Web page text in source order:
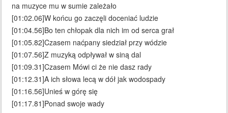
na muzyce mu w sumie zależało
[01:02.06]W końcu go zaczęli doceniać ludzie
[01:04.56]Bo ten chłopak dla nich im od serca grał
[01:05.82]Czasem naćpany siedział przy wódzie
[01:07.56]Z muzyką odpływał w siną dal
[01:09.31]Czasem Mówi ci że nie dasz rady
[01:12.31]A ich słowa lecą w dół jak wodospady
[01:16.56]Unieś w górę się
[01:17.81]Ponad swoje wady